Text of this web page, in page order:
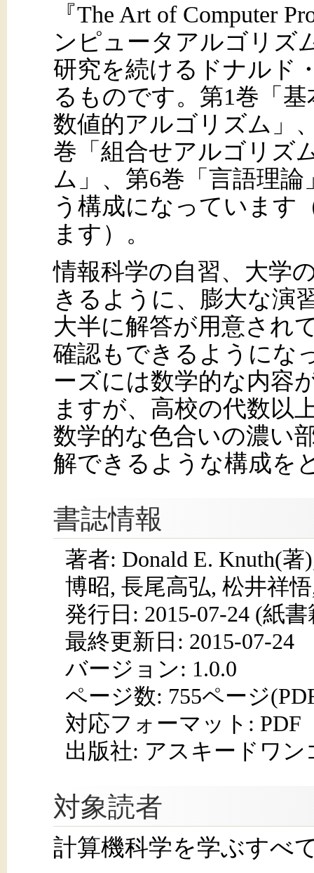
『The Art of Computer
ンピュータアルゴリズ
研究を続けるドナルド
るものです。第1巻「
数値的アルゴリズム」
巻「組合せアルゴリズ
ム」、第6巻「言語理
う構成になっています
ます）。
情報科学の自習、大学
きるように、膨大な演
大半に解答が用意され
確認もできるようにな
ーズには数学的な内容
ますが、高校の代数以
数学的な色合いの濃い
解できるような構成を
書誌情報
著者: Donald E. Knuth(
博昭, 長尾高弘, 松井祥
発行日: 2015-07-24(紙書
最終更新日: 2015-07-24
バージョン: 1.0.0
ページ数: 755ページ
対応フォーマット: PDF
出版社: アスキードワン
対象読者
計算機科学を学ぶすべ